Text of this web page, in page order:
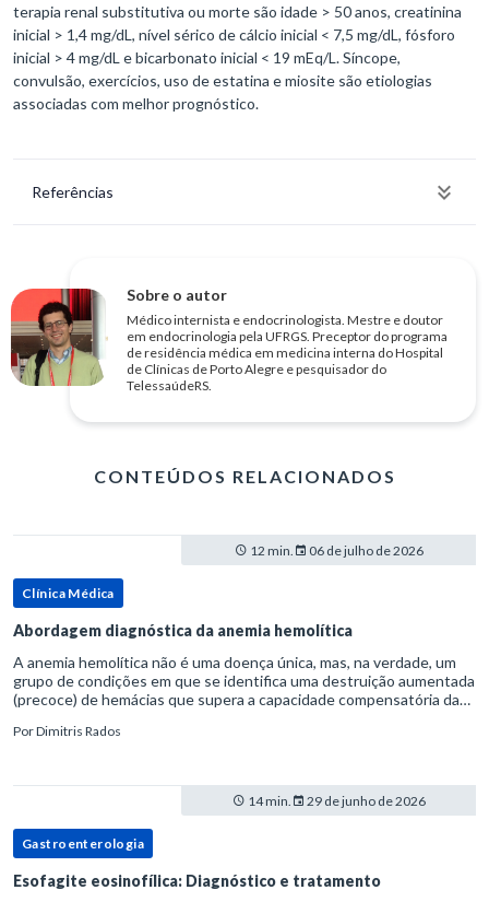
terapia renal substitutiva ou morte são idade > 50 anos, creatinina
inicial > 1,4 mg/dL, nível sérico de cálcio inicial < 7,5 mg/dL, fósforo
inicial > 4 mg/dL e bicarbonato inicial < 19 mEq/L. Síncope,
convulsão, exercícios, uso de estatina e miosite são etiologias
associadas com melhor prognóstico.
Referências
Sobre o autor
Médico internista e endocrinologista. Mestre e doutor
em endocrinologia pela UFRGS. Preceptor do programa
de residência médica em medicina interna do Hospital
de Clínicas de Porto Alegre e pesquisador do
TelessaúdeRS.
CONTEÚDOS RELACIONADOS
12 min. 06 de julho de 2026
Clínica Médica
Abordagem diagnóstica da anemia hemolítica
A anemia hemolítica não é uma doença única, mas, na verdade, um
grupo de condições em que se identifica uma destruição aumentada
(precoce) de hemácias que supera a capacidade compensatória da
PorDimitris Rados
14 min. 29 de junho de 2026
Gastroenterologia
Esofagite eosinofílica: Diagnóstico e tratamento